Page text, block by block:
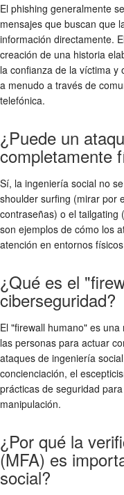
El phishing generalmente
mensajes que buscan que
información directamente.
creación de una historia
la confianza de la víctima y
a menudo a través de
telefónica.
¿Puede un
completamente
Sí, la ingeniería social no
shoulder surfing (mirar por
contraseñas) o el tailgating
son ejemplos de cómo los
atención en entornos
¿Qué es el
ciberseguridad?
El "firewall humano" es
las personas para actuar
ataques de ingeniería
concienciación, el
prácticas de seguridad
manipulación.
¿Por qué la
(MFA) es
social?